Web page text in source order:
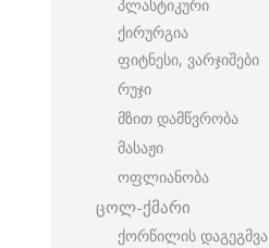
პლასტიკური
ქირურგია
ფიტნესი, ვარჯიშები
რუჯი
მზით დამწვრობა
მასაჟი
ოფლიანობა
ცოლ-ქმარი
ქორწილის დაგეგმვა